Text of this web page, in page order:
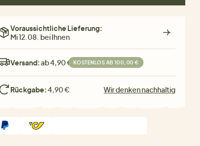
Voraussichtliche Lieferung:
Mi 12.08. bei Ihnen
Versand:ab 4,90 € KOSTENLOS AB 100,00 €
Rückgabe:4,90 € Wir denken nachhaltig